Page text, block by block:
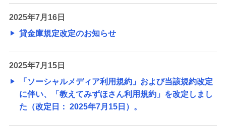
2025年7月16日
貸金庫規定改定のお知らせ
2025年7月15日
「ソーシャルメディア利用規約」および当該規約改定
に伴い、「教えてみずほさん利用規約」を改定しまし
た（改定日： 2025年7月15日）。